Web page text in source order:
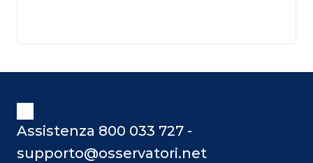
Assistenza 800 033 727 -
supporto@osservatori.net